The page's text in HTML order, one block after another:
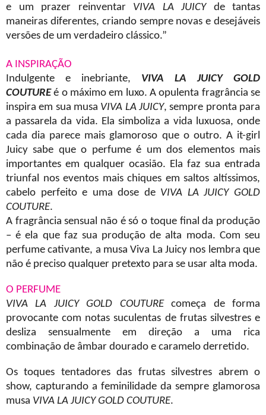
e um prazer reinventar VIVA LA JUICYde tantas
maneiras diferentes, criando sempre novas e desejáveis
versões de um verdadeiro clássico.”
A INSPIRAÇÃO
Indulgente e inebriante, VIVA LA JUICY GOLD
COUTUREé o máximo em luxo. A opulenta fragrância se
inspira em sua musa VIVA LA JUICY, sempre pronta para
a passarela da vida. Ela simboliza a vida luxuosa, onde
cada dia parece mais glamoroso que o outro. A it-girl
Juicy sabe que o perfume é um dos elementos mais
importantes em qualquer ocasião. Ela faz sua entrada
triunfal nos eventos mais chiques em saltos altíssimos,
cabelo perfeito e uma dose de VIVA LA JUICY GOLD
COUTURE.
A fragrância sensual não é só o toque final da produção
– é ela que faz sua produção de alta moda. Com seu
perfume cativante, a musa Viva La Juicy nos lembra que
não é preciso qualquer pretexto para se usar alta moda.
O PERFUME
VIVA LA JUICY GOLD COUTUREcomeça de forma
provocante com notas suculentas de frutas silvestres e
desliza sensualmente em direção a uma rica
combinação de âmbar dourado e caramelo derretido.
Os toques tentadores das frutas silvestres abrem o
show, capturando a feminilidade da sempre glamorosa
musa VIVA LA JUICY GOLD COUTURE.